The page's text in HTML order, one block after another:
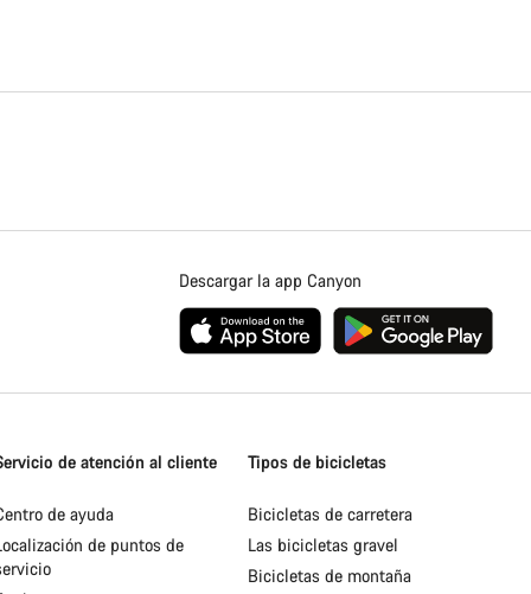
Descargar la app Canyon
de atención al cliente
de ayuda
de puntos de
Tipos de bicicletas
Bicicletas de carretera
Las bicicletas gravel
Bicicletas de montaña